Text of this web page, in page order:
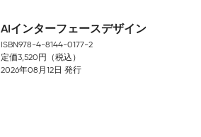
AIインターフェースデザイン
ISBN978-4-8144-0177-2
定価3,520円（税込）
2026年08月12日 発行